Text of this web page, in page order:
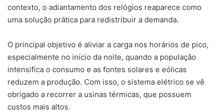
contexto, o adiantamento dos relógios reaparece como
uma solução prática para redistribuir a demanda.
O principal objetivo é aliviar a carga nos horários de pico,
especialmente no início da noite, quando a população
intensifica o consumo e as fontes solares e eólicas
reduzem a produção. Com isso, o sistema elétrico se vê
obrigado a recorrer a usinas térmicas, que possuem
custos mais altos.